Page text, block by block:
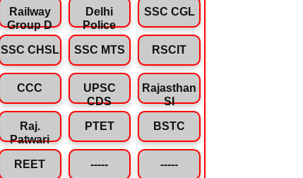
Railway
Group D
Delhi
Police
SSC CGL
SSC CHSL SSC MTS RSCIT
CCC
UPSC
CDS
Rajasthan
SI
Raj.
Patwari
PTET BSTC
REET ----- -----